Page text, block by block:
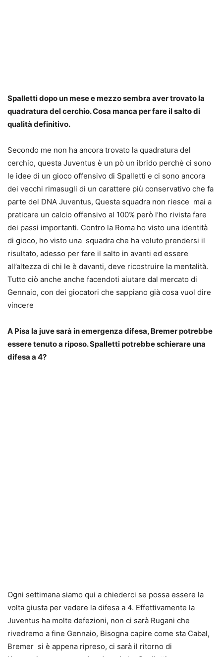
Spalletti dopo un mese e mezzo sembra aver trovato la
quadratura del cerchio. Cosa manca per fare il salto di
qualità definitivo.
Secondo me non ha ancora trovato la quadratura del
cerchio, questa Juventus è un pò un ibrido perchè ci sono
le idee di un gioco offensivo di Spalletti e ci sono ancora
dei vecchi rimasugli di un carattere più conservativo che fa
parte del DNA Juventus, Questa squadra non riesce mai a
praticare un calcio offensivo al 100% però l’ho rivista fare
dei passi importanti. Contro la Roma ho visto una identità
di gioco, ho visto una squadra che ha voluto prendersi il
risultato, adesso per fare il salto in avanti ed essere
all’altezza di chi le è davanti, deve ricostruire la mentalità.
Tutto ciò anche anche facendoti aiutare dal mercato di
Gennaio, con dei giocatori che sappiano già cosa vuol dire
vincere
A Pisa la juve sarà in emergenza difesa, Bremer potrebbe
essere tenuto a riposo. Spalletti potrebbe schierare una
difesa a 4?
Ogni settimana siamo qui a chiederci se possa essere la
volta giusta per vedere la difesa a 4. Effettivamente la
Juventus ha molte defezioni, non ci sarà Rugani che
rivedremo a fine Gennaio, Bisogna capire come sta Cabal,
Bremer si è appena ripreso, ci sarà il ritorno di